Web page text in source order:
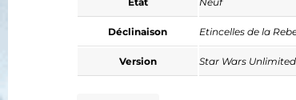
Déclinaison Etincelles de la
Version Star Wars Unlimited